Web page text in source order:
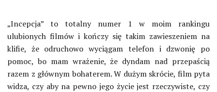
„Incepcja” to totalny numer 1 w moim rankingu
ulubionych filmów i kończy się takim zawieszeniem na
klifie, że odruchowo wyciągam telefon i dzwonię po
pomoc, bo mam wrażenie, że dyndam nad przepaścią
razem z głównym bohaterem. W dużym skrócie, film pyta
widza, czy aby na pewno jego życie jest rzeczywiste, czy